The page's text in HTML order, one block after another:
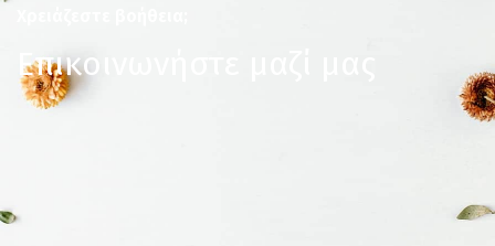
Επικοινωνήστε μαζί μας